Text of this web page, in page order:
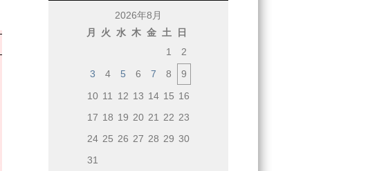
2026年8月
月
火 水 木 金 土
日
1
2
3
4 5 6 7 8
9
10 11 12 13 14 15 16
17 18 19 20 21 22 23
24 25 26 27 28 29 30
31